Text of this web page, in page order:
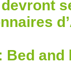
Bed